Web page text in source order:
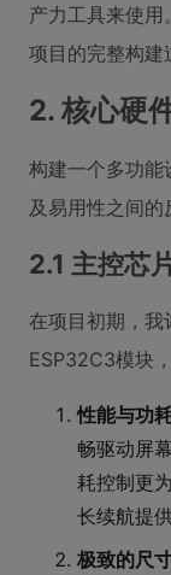
产力工具来使
项目的完整构建
2. 核心硬
构建一个多功能
及易用性之间的
2.1 主控芯
在项目初期，
ESP32C3模块
性能与功
畅驱动屏
耗控制更
长续航提
极致的尺